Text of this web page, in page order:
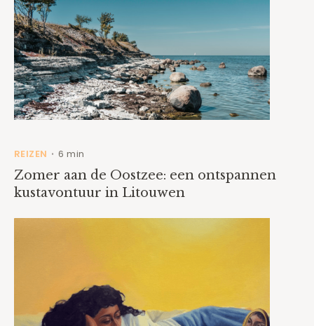
REIZEN •6 min
Zomer aan de Oostzee: een ontspannen
kustavontuur in Litouwen